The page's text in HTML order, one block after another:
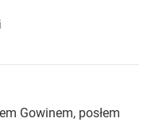
Gowinem, posłem